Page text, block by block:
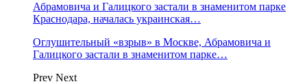
Абрамовича и Галицкого застали в знаменитом парке
Краснодара, началась украинская…
Оглушительный «взрыв» в Москве, Абрамовича и
Галицкого застали в знаменитом парке…
Prev Next